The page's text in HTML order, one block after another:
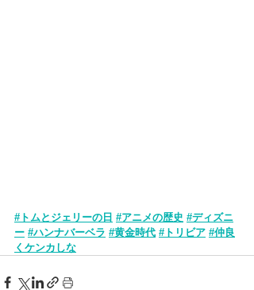
#トムとジェリーの日 #アニメの歴史 #ディズニ
ー #ハンナバーベラ #黄金時代 #トリビア #仲良
くケンカしな